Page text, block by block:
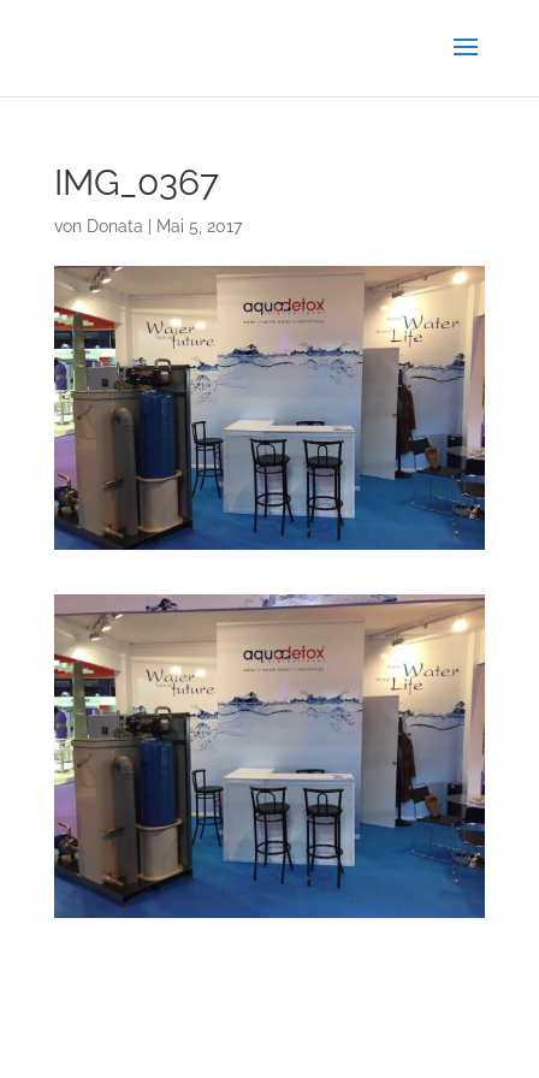
IMG_0367
von Donata Mai 5, 2017